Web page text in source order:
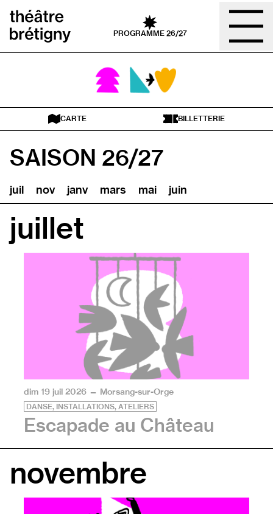
Aller au contenu
Retour à l’accueil
PROGRAMME 26/27
CARTE BILLETTERIE
SAISON 26/27
juil nov janv mars mai juin
juillet
dim 19 juil 2026 — Morsang-sur-Orge
DANSE, INSTALLATIONS, ATELIERS
Escapade au Château
novembre